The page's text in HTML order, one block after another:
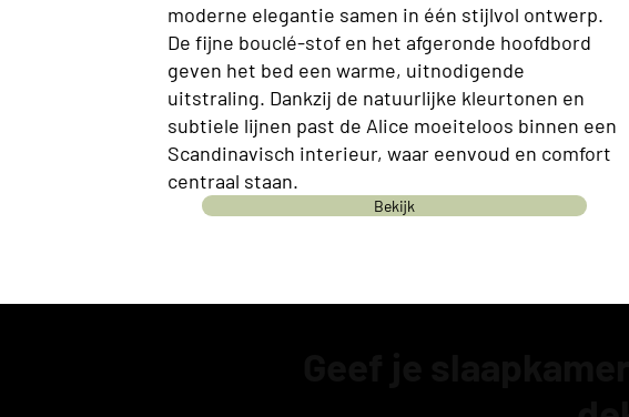
moderne elegantie samen in één stijlvol ontwerp.
De fijne bouclé-stof en het afgeronde hoofdbord
geven het bed een warme, uitnodigende
uitstraling. Dankzij de natuurlijke kleurtonen en
subtiele lijnen past de Alice moeiteloos binnen een
Scandinavisch interieur, waar eenvoud en comfort
centraal staan.
Bekijk